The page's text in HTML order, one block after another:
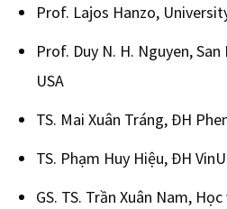
Prof. Lajos Hanzo,
Prof. Duy N. H. Nguyen,
USA
TS. Mai Xuân Tráng, ĐH
TS. Phạm Huy Hiệu, ĐH
GS. TS. Trần Xuân Nam,